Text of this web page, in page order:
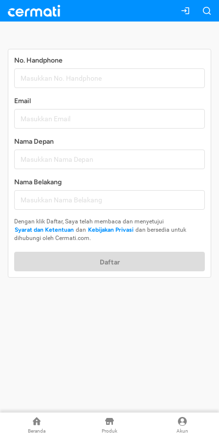
Beranda Produk Akun
No. Handphone
Email
Nama Depan
Nama Belakang
Dengan klik Daftar, Saya telah membaca dan menyetujui
Syarat dan Ketentuan dan Kebijakan Privasi dan bersedia untuk
dihubungi oleh Cermati.com.
Daftar